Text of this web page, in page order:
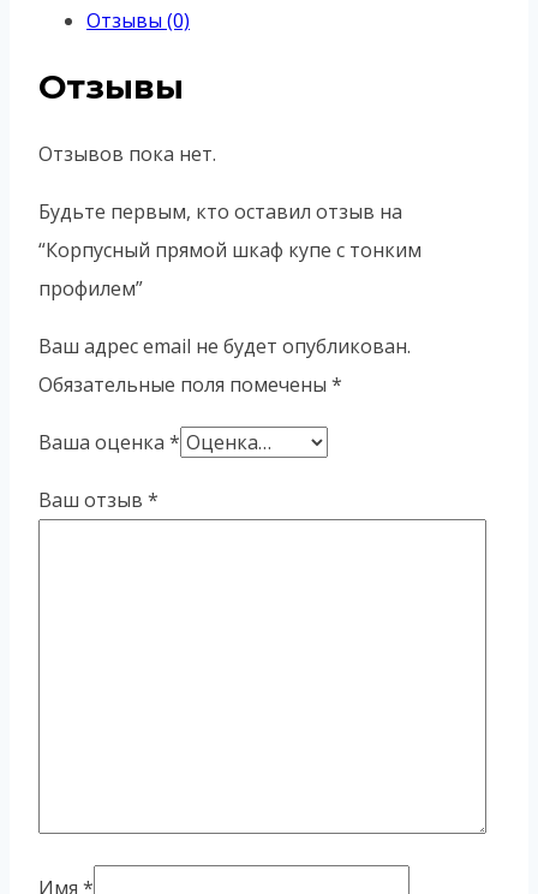
Отзывы (0)
Отзывы
Отзывов пока нет.
Будьте первым, кто оставил отзыв на
“Корпусный прямой шкаф купе с тонким
профилем”
Ваш адрес email не будет опубликован.
Обязательные поля помечены *
Ваша оценка *
Ваш отзыв *
Имя *